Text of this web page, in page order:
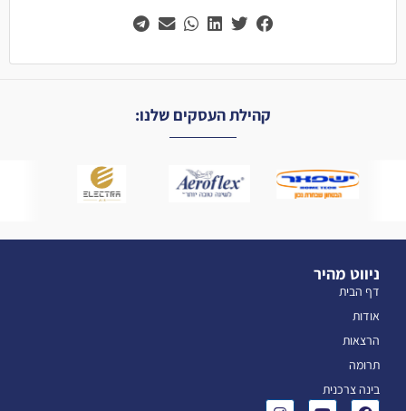
קהילת העסקים שלנו:
ניווט מהיר
דף הבית
אודות
הרצאות
תרומה
בינה צרכנית